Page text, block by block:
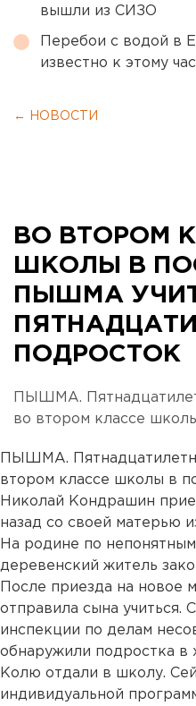
вышли из СИЗО
Перебои с водой в
известно к этому
← НОВОСТИ
ВО ВТОРОМ
ШКОЛЫ В
ПЫШМА
ПОДРОСТОК
ПЫШМА.
во втором классе
ПЫШМА.
втором классе школы в
Николай Кондрашин
назад со своей матерью
На родине по
деревенский житель
После приезда на новое
отправила сына учиться.
инспекции по делам
обнаружили подростка в
Колю отдали в школу.
индивидуальной